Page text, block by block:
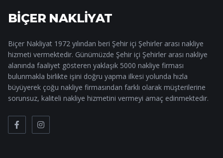
BİÇER NAKLİYAT
Biçer Nakliyat 1972 yılından beri Şehir içi Şehirler arası nakliye
hizmeti vermektedir. Günümüzde Şehir içi Şehirler arası nakliye
alanında faaliyet gösteren yaklaşık 5000 nakliye firması
bulunmakla birlikte işini doğru yapma ilkesi yolunda hızla
büyüyerek çoğu nakliye firmasından farklı olarak müşterilerine
sorunsuz, kaliteli nakliye hizmetini vermeyi amaç edinmektedir.